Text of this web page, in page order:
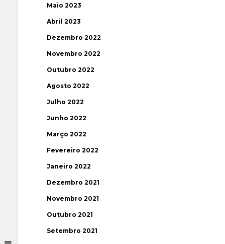
Maio 2023
Abril 2023
Dezembro 2022
Novembro 2022
Outubro 2022
Agosto 2022
Julho 2022
Junho 2022
Março 2022
Fevereiro 2022
Janeiro 2022
Dezembro 2021
Novembro 2021
Outubro 2021
Setembro 2021